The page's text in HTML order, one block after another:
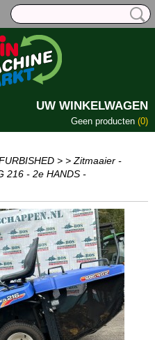
UW WINKELWAGEN
Geen producten (0)
> > Zitmaaier -
216 - 2e HANDS -